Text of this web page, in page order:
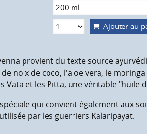
Ajouter au
provient du texte source
noix de coco, l'aloe vera, le
Vata et les Pitta, une véritable "huile
qui convient également aux
par les guerriers Kalaripayat.